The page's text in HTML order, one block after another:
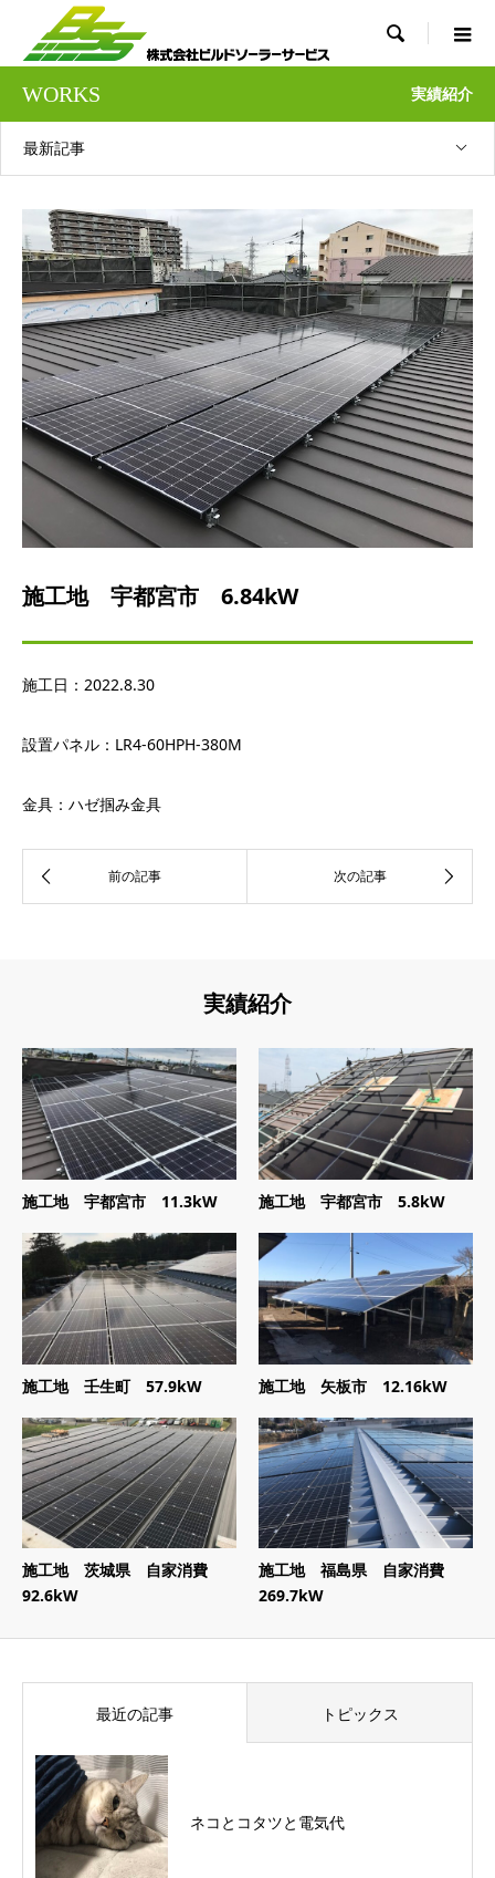

WORKS 実績紹介
最新記事
施工地 宇都宮市 6.84kW
施工日： 2022.8.30
設置パネル： LR4-60HPH-380M
金具：ハゼ掴み金具
実績紹介
施工地 宇都宮市 11.3kW 施工地 宇都宮市 5.8kW
施工地 壬生町 57.9kW 施工地 矢板市 12.16kW
施工地 茨城県 自家消費
92.6kW
施工地 福島県 自家消費
269.7kW
最近の記事 トピックス
ネコとコタツと電気代